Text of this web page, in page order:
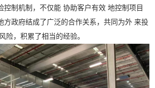
控制机制，不仅能 协助客户有效 地控制项目
方政府结成了广泛的合作关系，共同为外 来投
险，积累了相当的经验。